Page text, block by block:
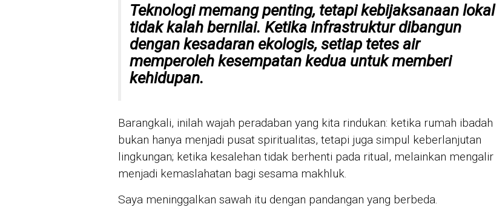
Teknologi memang penting, tetapi kebijaksanaan lokal
tidak kalah bernilai. Ketika infrastruktur dibangun
dengan kesadaran ekologis, setiap tetes air
memperoleh kesempatan kedua untuk memberi
kehidupan.
Barangkali, inilah wajah peradaban yang kita rindukan: ketika rumah ibadah
bukan hanya menjadi pusat spiritualitas, tetapi juga simpul keberlanjutan
lingkungan; ketika kesalehan tidak berhenti pada ritual, melainkan mengalir
menjadi kemaslahatan bagi sesama makhluk.
Saya meninggalkan sawah itu dengan pandangan yang berbeda.